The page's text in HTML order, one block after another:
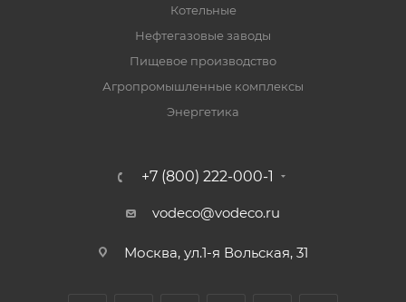
Котельные
Нефтегазовые заводы
Пищевое производство
Агропромышленные комплексы
Энергетика
+7 (800) 222-000-1
vodeco@vodeco.ru
Москва, ул.1-я Вольская, 31